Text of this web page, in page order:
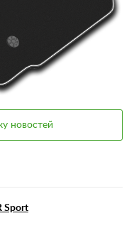
новостей
Sport